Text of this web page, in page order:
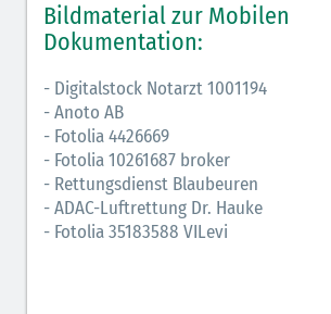
Bildmaterial zur Mobilen
Dokumentation:
- Digitalstock Notarzt 1001194
- Anoto AB
- Fotolia 4426669
- Fotolia 10261687 broker
- Rettungsdienst Blaubeuren
- ADAC-Luftrettung Dr. Hauke
- Fotolia 35183588 VILevi